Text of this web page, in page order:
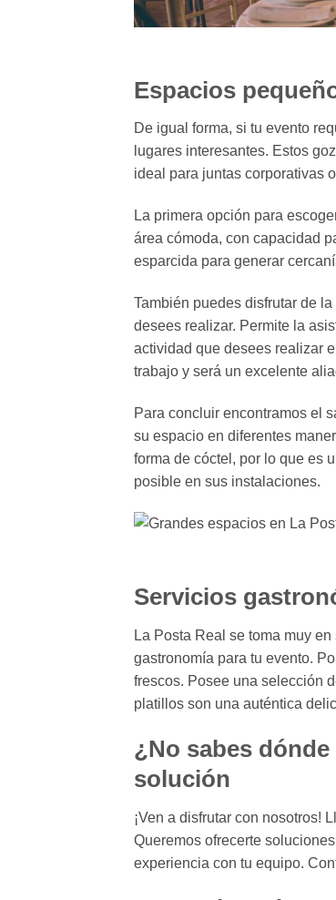
Espacios
De igual forma, si tu evento
lugares interesantes. Estos
ideal para juntas corporativas
La primera opción para
área cómoda, con capacidad
esparcida para generar
También puedes disfrutar de la
desees realizar. Permite la
actividad que desees realizar
trabajo y será un excelente
Para concluir encontramos el
su espacio en diferentes
forma de cóctel, por lo que es
posible en sus instalaciones.
Servicios
La Posta Real se toma muy
gastronomía para tu evento.
frescos. Posee una selección
platillos son una auténtica
¿No sabes
solución
¡Ven a disfrutar con nosotros!
Queremos ofrecerte
experiencia con tu equipo.